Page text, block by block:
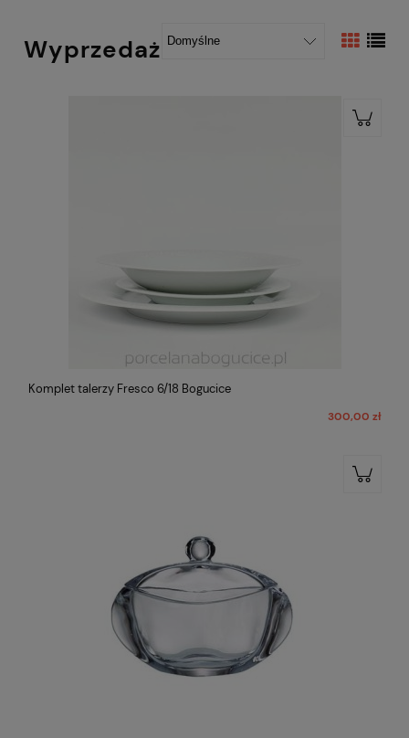
Wyprzedaż
Komplet talerzy Fresco 6/18 Bogucice
300,00 zł